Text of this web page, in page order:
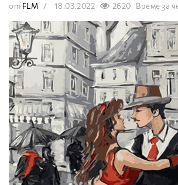
от FLM 18.03.2022 2620 Време за